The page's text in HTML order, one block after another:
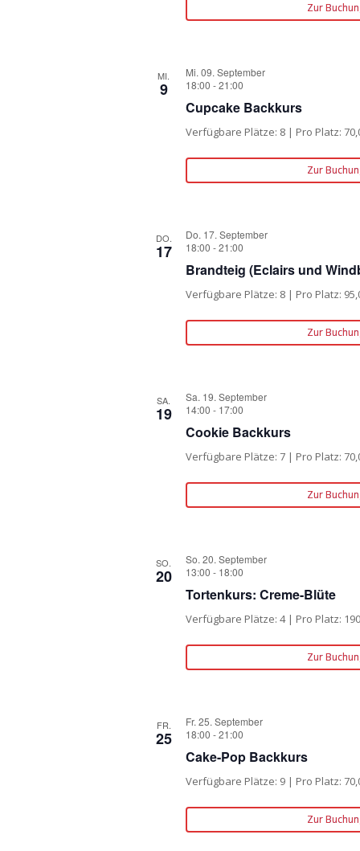
Zur
MI.
9
Mi. 09. September
18:00 -21:00
Cupcake Backkurs
Verfügbare Plätze: 8 | Pro Platz:
Zur
DO.
17
Do. 17. September
18:00 -21:00
Brandteig (Eclairs und
Verfügbare Plätze: 8 | Pro Platz:
Zur
SA.
19
Sa. 19. September
14:00 - 17:00
Cookie Backkurs
Verfügbare Plätze: 7 | Pro Platz:
Zur
SO.
20
So. 20. September
13:00 - 18:00
Tortenkurs: Creme-Blüte
Verfügbare Plätze: 4 | Pro Platz:
Zur
FR.
25
Fr. 25. September
18:00 -21:00
Cake-Pop Backkurs
Verfügbare Plätze: 9 | Pro Platz:
Zur